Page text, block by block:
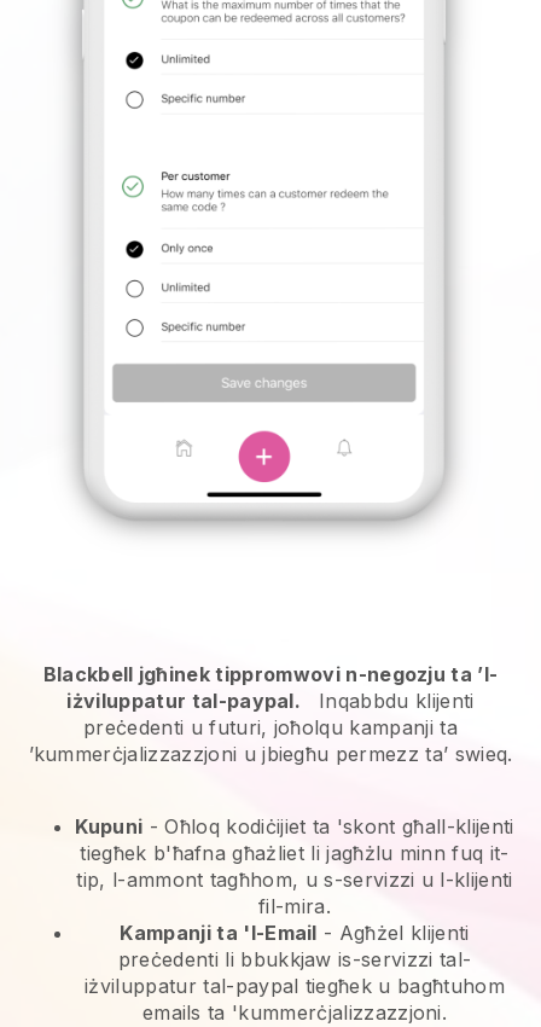
Blackbell jgħinek tippromwovi n-negozju ta ’l-
iżviluppatur tal-paypal.
Inqabbdu klijenti
preċedenti u futuri, joħolqu kampanji ta
’kummerċjalizzazzjoni u jbiegħu permezz ta’ swieq.
Kupuni - Oħloq kodiċijiet ta 'skont għall-klijenti
tiegħek b'ħafna għażliet li jagħżlu minn fuq it-
tip, l-ammont tagħhom, u s-servizzi u l-klijenti
fil-mira.
Kampanji ta 'l-Email - Agħżel klijenti
preċedenti li bbukkjaw is-servizzi tal-
iżviluppatur tal-paypal tiegħek u bagħtuhom
emails ta 'kummerċjalizzazzjoni.